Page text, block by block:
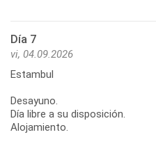
Día 7
vi, 04.09.2026
Estambul
Desayuno.
Día libre a su disposición.
Alojamiento.